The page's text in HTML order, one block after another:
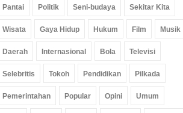
Tumbuhkan Budaya Baca,
Pantai Politik Seni-budaya Sekitar Kita
Wisata Gaya Hidup Hukum Film Musik
Daerah Internasional Bola Televisi
Selebritis Tokoh Pendidikan Pilkada
Pemerintahan Popular Opini Umum